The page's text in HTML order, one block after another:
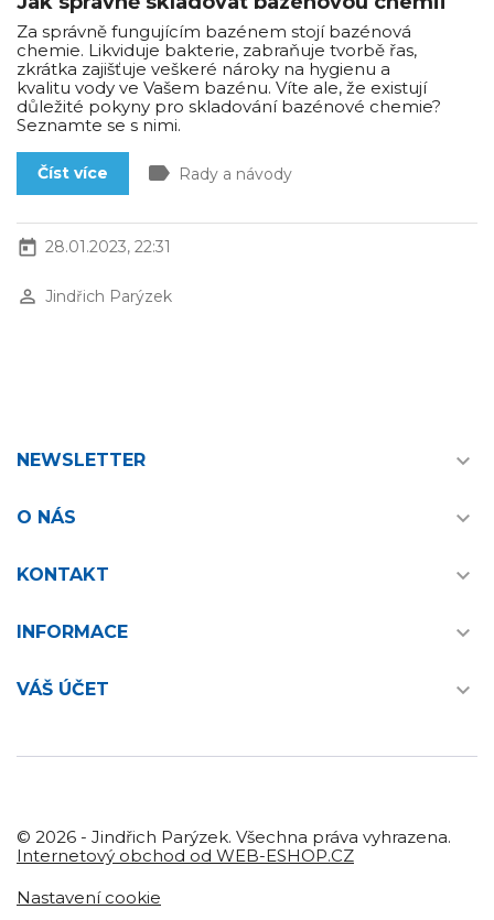
Za správně fungujícím bazénem stojí bazénová
chemie. Likviduje bakterie, zabraňuje tvorbě řas,
zkrátka zajišťuje veškeré nároky na hygienu a
kvalitu vody ve Vašem bazénu. Víte ale, že existují
důležité pokyny pro skladování bazénové chemie?
Seznamte se s nimi.
Číst více label Rady a návody
today 28.01.2023, 22:31
perm_identity Jindřich Parýzek
NEWSLETTER 
O NÁS 
KONTAKT 
INFORMACE 
VÁŠ ÚČET 
© 2026 - Jindřich Parýzek. Všechna práva vyhrazena.
Internetový obchod od WEB-ESHOP.CZ
Nastavení cookie